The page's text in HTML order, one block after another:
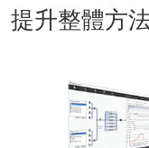
提升整體方